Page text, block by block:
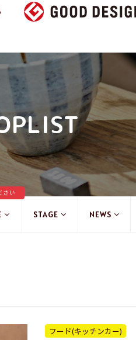
さい
STAGE NEWS
フード(キッチンカー)